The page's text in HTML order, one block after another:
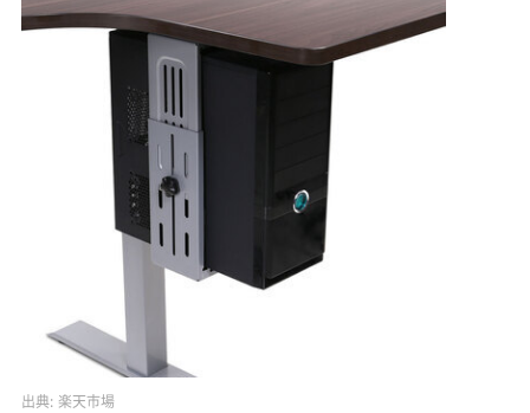
出典: 楽天市場